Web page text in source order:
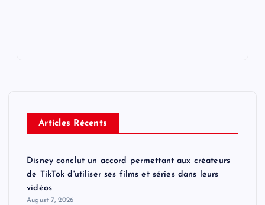
Articles Récents
Disney conclut un accord permettant aux créateurs
de TikTok d'utiliser ses films et séries dans leurs
vidéos
August 7, 2026